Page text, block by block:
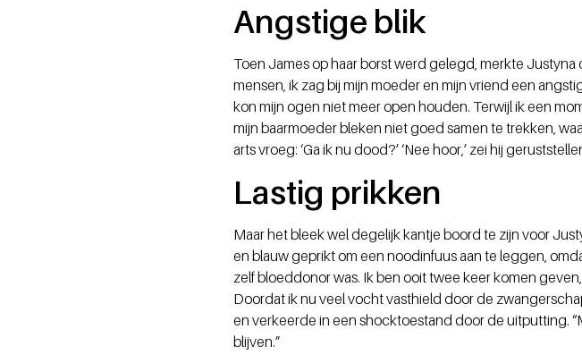
Angstige blik
Toen James op haar borst werd gelegd, merkte
mensen, ik zag bij mijn moeder en mijn vriend een
kon mijn ogen niet meer open houden. Terwijl ik een
mijn baarmoeder bleken niet goed samen te trekken,
arts vroeg: ‘Ga ik nu dood?’ ‘Nee hoor,’ zei hij
Lastig prikken
Maar het bleek wel degelijk kantje boord te zijn voor
en blauw geprikt om een noodinfuus aan te leggen,
zelf bloeddonor was. Ik ben ooit twee keer komen
Doordat ik nu veel vocht vasthield door de
en verkeerde in een shocktoestand door de uitputting.
blijven.”